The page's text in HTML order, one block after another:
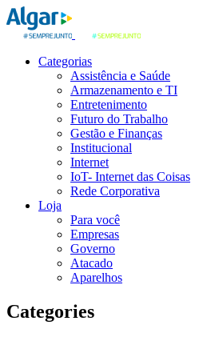
Categorias
Assistência e Saúde
Armazenamento e TI
Entretenimento
Futuro do Trabalho
Gestão e Finanças
Institucional
Internet
IoT- Internet das Coisas
Rede Corporativa
Loja
Para você
Empresas
Governo
Atacado
Aparelhos
Categories